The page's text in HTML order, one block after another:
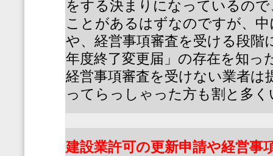
をする決まりになっているの
ことがあるはずなのですが、
や、経営事項審査を受ける段階
年度終了変更届」の存在を知っ
経営事項審査を受けない業者は
ってらっしゃった方も割と多
建設業許可の更新申請や経営事